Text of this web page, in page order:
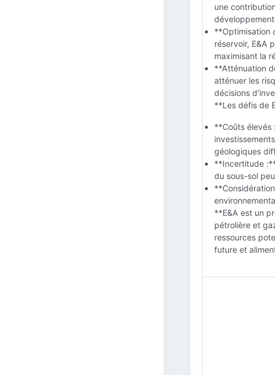
une
**Optimisation
réservoir, E&A
maximisant la
**Atténuation
atténuer les
décisions
**Les défis de
**Coûts
géologiques
**Incertitude
du sous-sol
**E&A est un
pétrolière et
ressources
future et